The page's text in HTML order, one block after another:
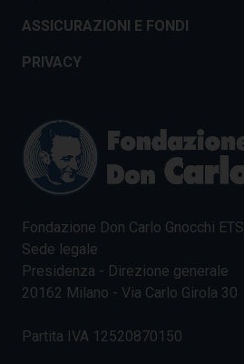
ASSICURAZIONI E FONDI
PRIVACY
Fondazione Don Carlo Gnocchi ETS
Sede legale
Presidenza - Direzione generale
20162 Milano - Via Carlo Girola 30
Partita IVA 12520870150